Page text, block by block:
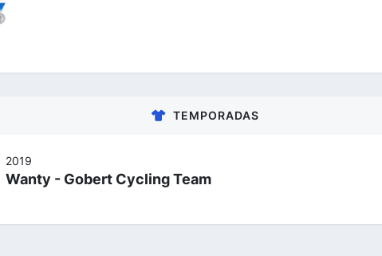
TEMPORADAS
2019
Wanty - Gobert Cycling Team